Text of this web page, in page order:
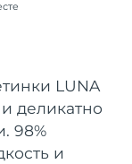
LUNA
деликатно
98%
и
8/11/26
дата доставки